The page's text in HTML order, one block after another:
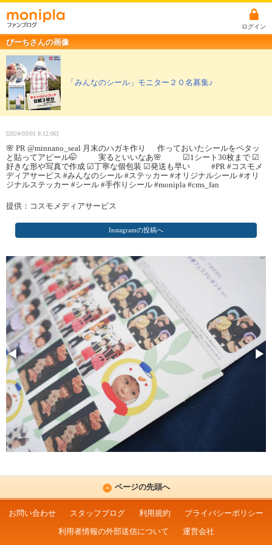
ログイン
ぴーちさんの画像
「みんなのシール」モニター２０名募集♪
[2024/03/01 8:12:06]
🌸 PR @minnano_seal 月末のハガキ作り 作っておいたシールをペタッ
と貼ってアピール🤭 実るといいなあ🌸 ☑︎1シート30枚まで ☑︎
好きな形や写真で作成 ☑︎丁寧な個包装 ☑︎発送も早い #PR #コスモメ
ディアサービス #みんなのシール #ステッカー #オリジナルシール #オリ
ジナルステッカー #シール #手作りシール #monipla #cms_fan
提供：コスモメディアサービス
Instagramの投稿へ
◀ ▶
ページの先頭へ
お問い合わせ スタッフブログ 利用規約
プライバシーポリシー
利用者情報の外部送信について
運営会社